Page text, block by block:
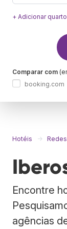
+ Adicionar quarto
Comparar com
booking.com
Hotéis
Encontre
agências